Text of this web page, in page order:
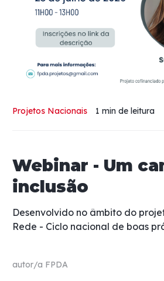
Projetos Nacionais 1 min de leitura
Webinar - Um
inclusão
Desenvolvido no âmbito do
Rede - Ciclo nacional de boas
autor/a FPDA